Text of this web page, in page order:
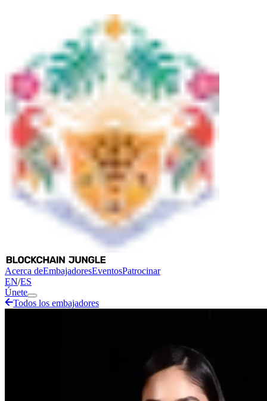
Acerca deEmbajadoresEventosPatrocinar
EN/ES
Únete
Todos los embajadores